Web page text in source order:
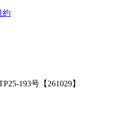
約
193号【261029】